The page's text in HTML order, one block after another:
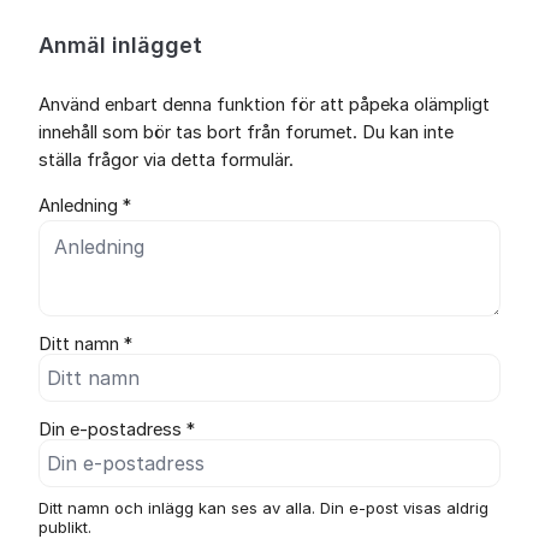
Anmäl inlägget
Använd enbart denna funktion för att påpeka olämpligt
innehåll som bör tas bort från forumet. Du kan inte
ställa frågor via detta formulär.
Anledning *
Ditt namn *
Din e-postadress *
Ditt namn och inlägg kan ses av alla. Din e-post visas aldrig
publikt.